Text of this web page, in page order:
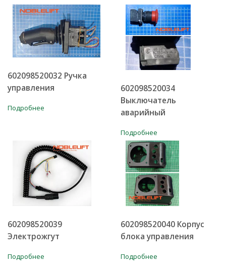
602098520032 Ручка
управления
Подробнее
602098520034
Выключатель
аварийный
Подробнее
602098520039
Электрожгут
Подробнее
602098520040 Корпус
блока управления
Подробнее